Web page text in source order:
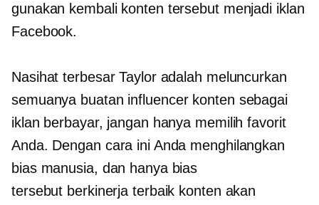
gunakan kembali konten tersebut menjadi iklan
Facebook.
Nasihat terbesar Taylor adalah meluncurkan
semuanya buatan influencerkonten sebagai
iklan berbayar, jangan hanya memilih favorit
Anda. Dengan cara ini Anda menghilangkan
bias manusia, dan hanya bias
tersebut berkinerja terbaik konten akan